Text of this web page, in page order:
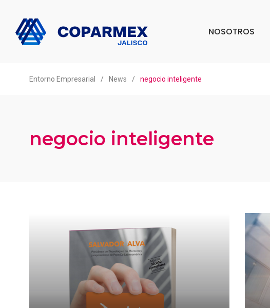
NOSOTROS
Entorno Empresarial / News / negocio inteligente
negocio inteligente